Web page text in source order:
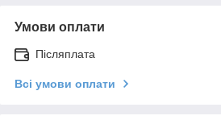
Умови оплати
Післяплата
Всі умови оплати